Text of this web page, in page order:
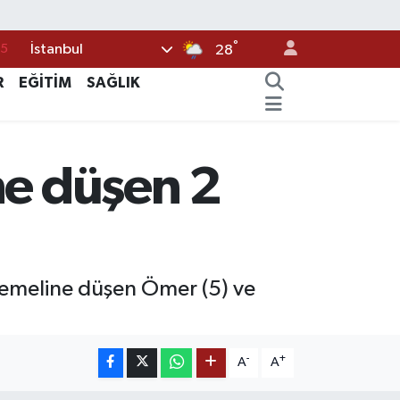
İstanbul 28°
EĞİTİM
SAĞLIK
düşen 2
düşen Ömer (5) ve
A- A+